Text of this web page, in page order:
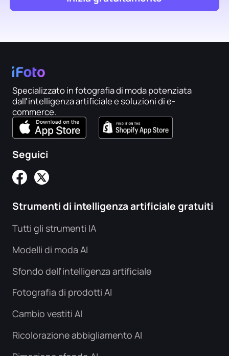
Specializzato in fotografia di moda potenziata
dall'intelligenza artificiale e soluzioni di e-
commerce.
Seguici
Strumenti di intelligenza artificiale gratuiti
Tutti gli strumenti IA
Modelli di moda AI
Sfondo dell'intelligenza artificiale
Fotografia di prodotti AI
Cambio vestiti AI
Ricolorazione abbigliamento AI